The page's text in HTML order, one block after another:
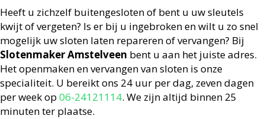
Heeft u zichzelf buitengesloten of bent u uw sleutels
kwijt of vergeten? Is er bij u ingebroken en wilt u zo snel
mogelijk uw sloten laten repareren of vervangen? Bij
Slotenmaker Amstelveen bent u aan het juiste adres.
Het openmaken en vervangen van sloten is onze
specialiteit. U bereikt ons 24 uur per dag, zeven dagen
per week op 06-24121114. We zijn altijd binnen 25
minuten ter plaatse.